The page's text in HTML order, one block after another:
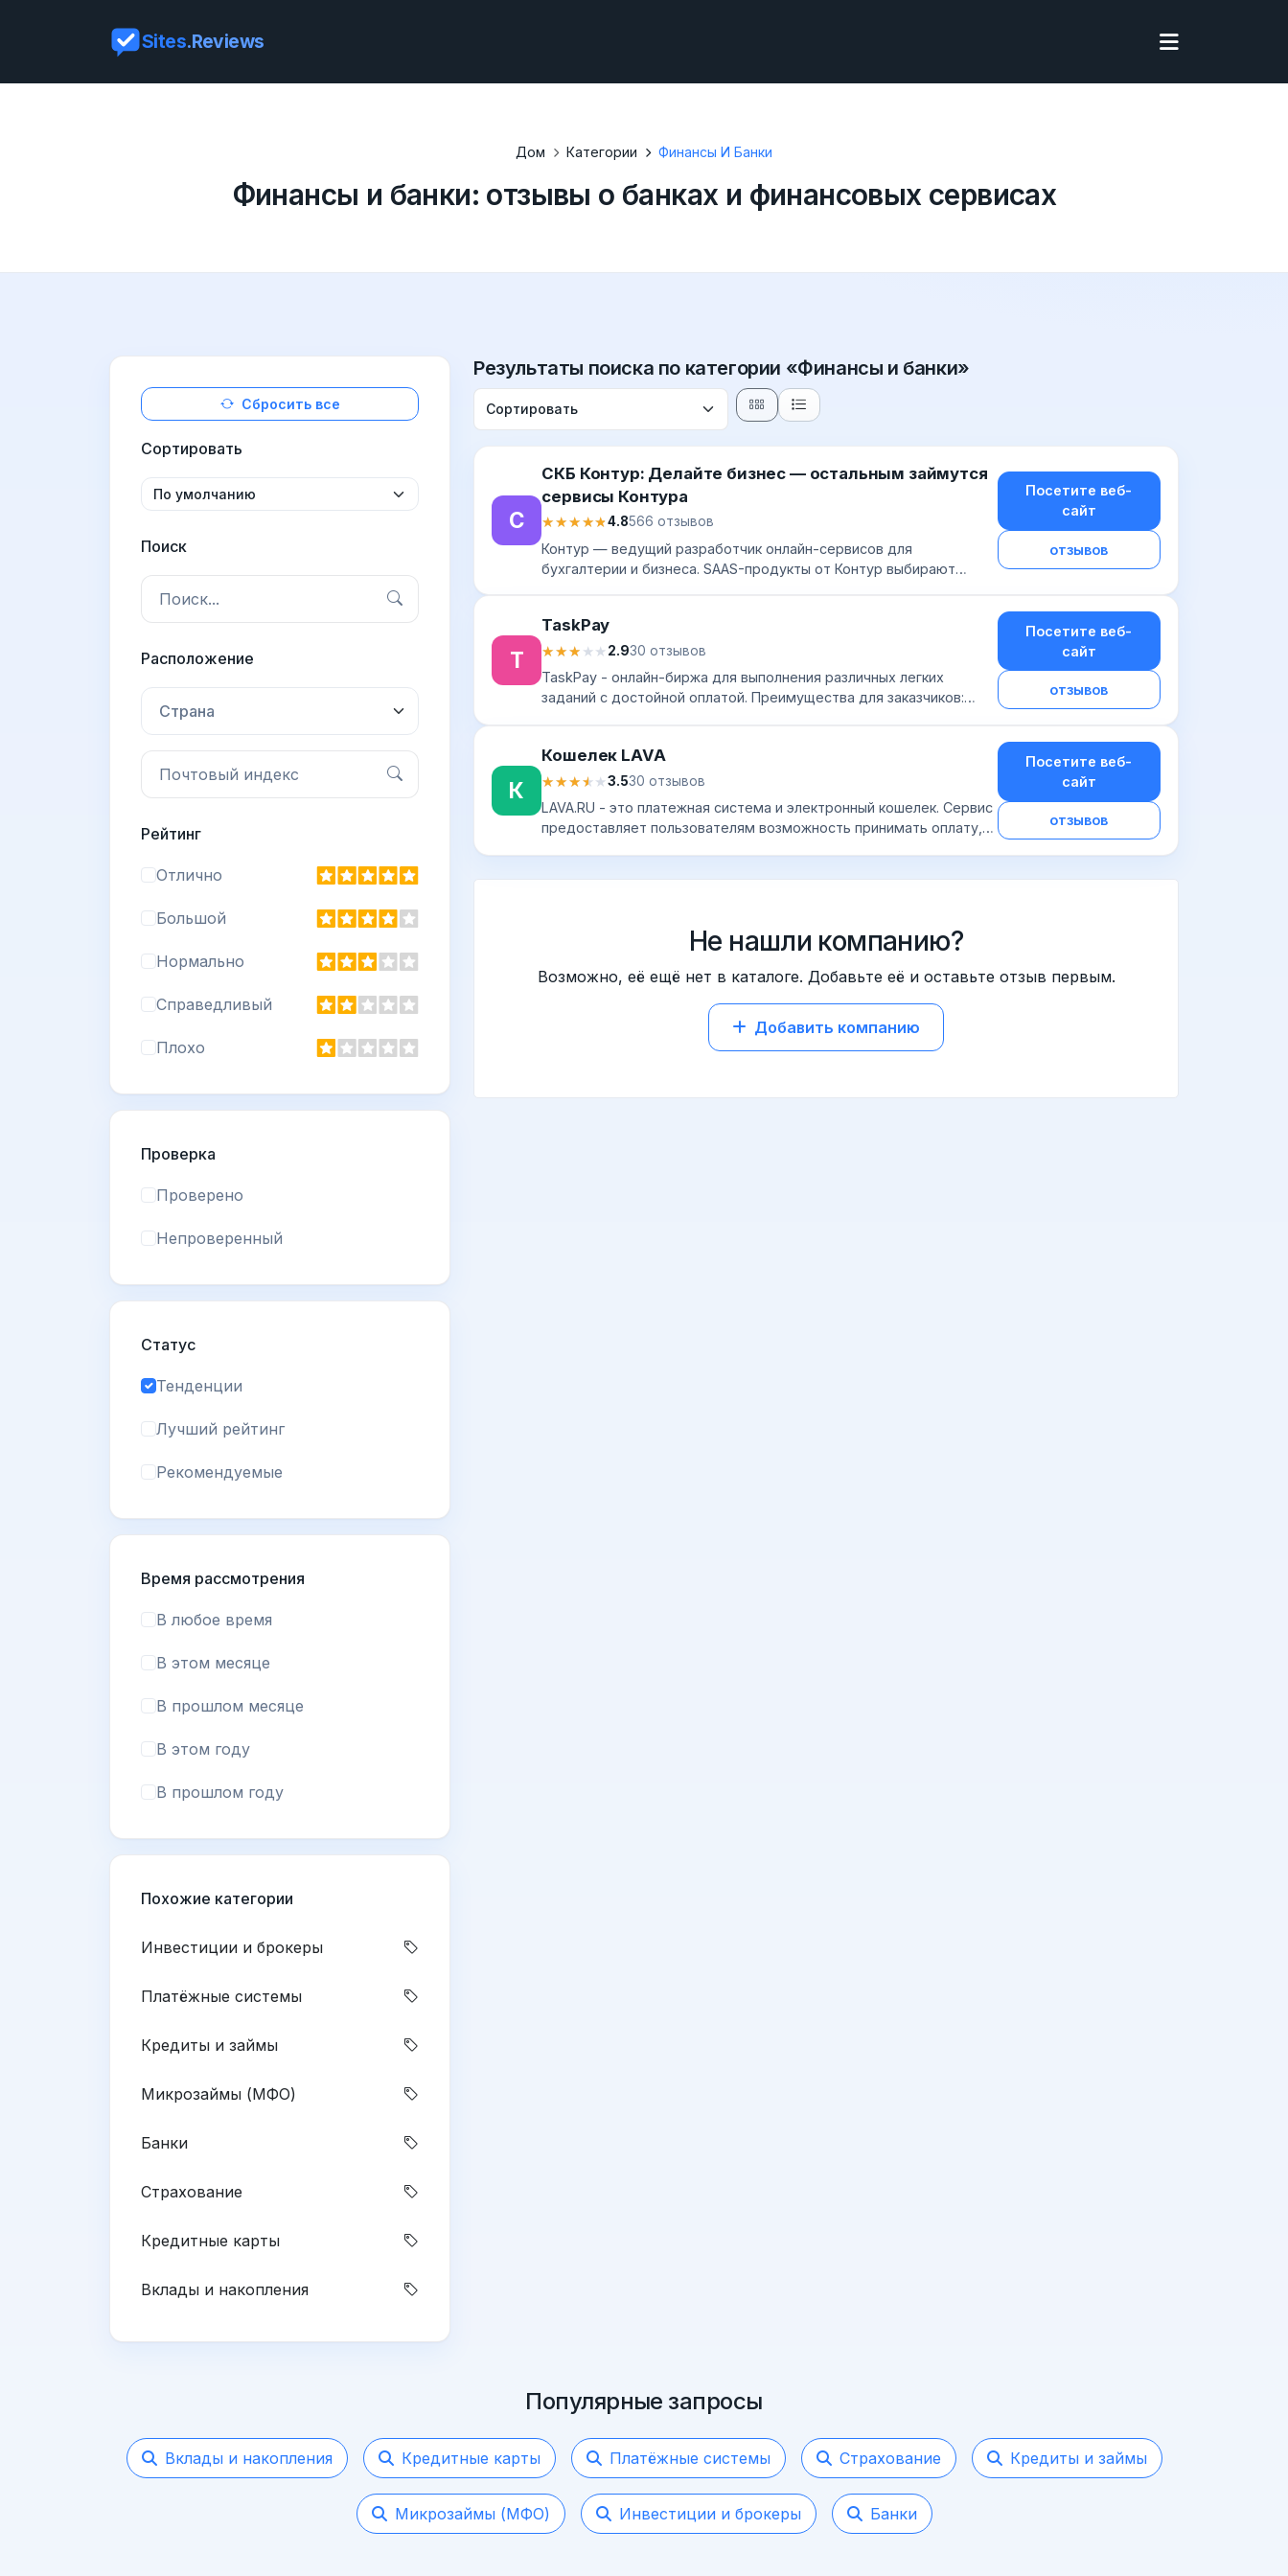
Sites.Reviews
Дом Категории Финансы И Банки
Финансы и банки: отзывы о банках и финансовых сервисах
Сбросить все
Сортировать
Поиск
Расположение
Страна
Рейтинг
Отлично
Большой
Нормально
Справедливый
Плохо
Проверка
Проверено
Непроверенный
Статус
Тенденции
Лучший рейтинг
Рекомендуемые
Время рассмотрения
В любое время
В этом месяце
В прошлом месяце
В этом году
В прошлом году
Похожие категории
Инвестиции и брокеры
Платёжные системы
Кредиты и займы
Микрозаймы (МФО)
Банки
Страхование
Кредитные карты
Вклады и накопления
Результаты поиска по категории «Финансы и банки»
С
СКБ Контур: Делайте бизнес — остальным займутся
сервисы Контура
★★★★★
★★★★★4.8566 отзывов
Контур — ведущий разработчик онлайн-сервисов для
бухгалтерии и бизнеса. SAAS-продукты от Контур выбирают
Посетите веб-
сайт
отзывов
T
TaskPay
★★★★★
★★★★★2.930 отзывов
TaskPay - онлайн-биржа для выполнения различных легких
заданий с достойной оплатой. Преимущества для заказчиков:
Посетите веб-
сайт
отзывов
К
Кошелек LAVA
★★★★★
★★★★★3.530 отзывов
LAVA.RU - это платежная система и электронный кошелек. Сервис
предоставляет пользователям возможность принимать оплату,
Посетите веб-
сайт
отзывов
Не нашли компанию?
Возможно, её ещё нет в каталоге. Добавьте её и оставьте отзыв первым.
Добавить компанию
Популярные запросы
Вклады и накопления Кредитные карты Платёжные системы Страхование Кредиты и займы
Микрозаймы (МФО) Инвестиции и брокеры Банки